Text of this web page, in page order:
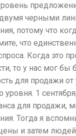
черными
потому что
что
Когда это
то у нас мог
для продажи
уровня. 1
для продажи,
Тогда я
и затем